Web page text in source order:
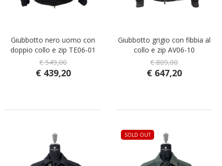
Giubbotto nero uomo con
doppio collo e zip TE06-01
€ 549,00
€ 439,20
Giubbotto grigio con fibbia al
collo e zip AV06-10
€ 809,00
€ 647,20
SOLD OUT